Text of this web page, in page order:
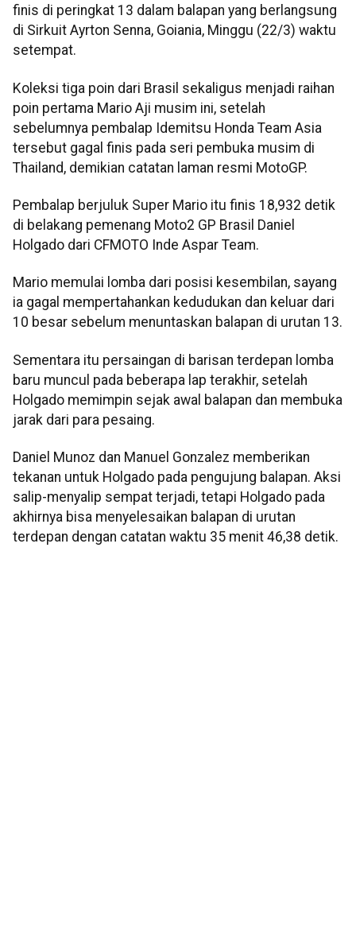
finis di peringkat 13 dalam balapan yang berlangsung
di Sirkuit Ayrton Senna, Goiania, Minggu (22/3) waktu
setempat.
Koleksi tiga poin dari Brasil sekaligus menjadi raihan
poin pertama Mario Aji musim ini, setelah
sebelumnya pembalap Idemitsu Honda Team Asia
tersebut gagal finis pada seri pembuka musim di
Thailand, demikian catatan laman resmi MotoGP.
Pembalap berjuluk Super Mario itu finis 18,932 detik
di belakang pemenang Moto2 GP Brasil Daniel
Holgado dari CFMOTO Inde Aspar Team.
Mario memulai lomba dari posisi kesembilan, sayang
ia gagal mempertahankan kedudukan dan keluar dari
10 besar sebelum menuntaskan balapan di urutan 13.
Sementara itu persaingan di barisan terdepan lomba
baru muncul pada beberapa lap terakhir, setelah
Holgado memimpin sejak awal balapan dan membuka
jarak dari para pesaing.
Daniel Munoz dan Manuel Gonzalez memberikan
tekanan untuk Holgado pada pengujung balapan. Aksi
salip-menyalip sempat terjadi, tetapi Holgado pada
akhirnya bisa menyelesaikan balapan di urutan
terdepan dengan catatan waktu 35 menit 46,38 detik.